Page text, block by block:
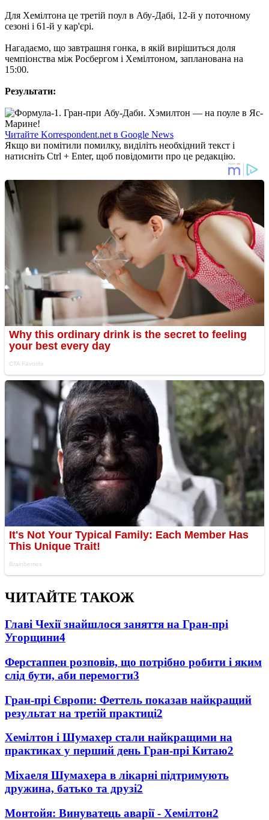
Для Хемілтона це третій поул в Абу-Дабі, 12-й у поточному
сезоні і 61-й у кар'єрі.
Нагадаємо, що завтрашня гонка, в якій вирішиться доля
чемпіонства між Росбергом і Хемілтоном, запланована на
15:00.
Результати:
Читайте Korrespondent.net в Google News
Якщо ви помітили помилку, виділіть необхідний текст і
натисніть Ctrl + Enter, щоб повідомити про це редакцію.
ЧИТАЙТЕ ТАКОЖ
Главі Чехії знайшлося заняття на Гран-прі
Угорщини4
Ферстаппен розповів, що потрібно робити і яким
слід бути, аби перемогти3
Гран-прі Європи: Феттель показав найкращий
результат на третій практиці2
Хемілтон і Шумахер стали найкращими на
практиках у перший день Гран-прі Китаю2
Міхаеля Шумахера в лікарні підтримують
дружина, батько та друзі2
Монтойя: Винуватець аварії - Хемілтон2